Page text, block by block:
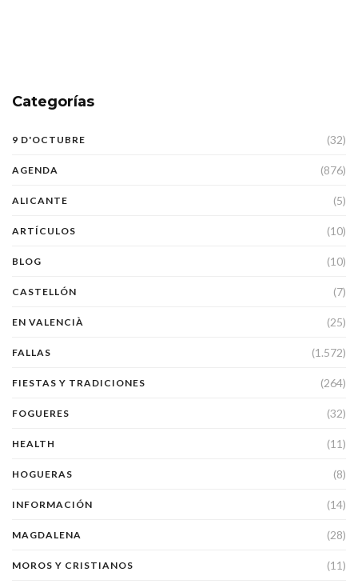
Categorías
9 D'OCTUBRE (32)
AGENDA (876)
ALICANTE (5)
ARTÍCULOS (10)
BLOG (10)
CASTELLÓN (7)
EN VALENCIÀ (25)
FALLAS (1.572)
FIESTAS Y TRADICIONES (264)
FOGUERES (32)
HEALTH (11)
HOGUERAS (8)
INFORMACIÓN (14)
MAGDALENA (28)
MOROS Y CRISTIANOS (11)